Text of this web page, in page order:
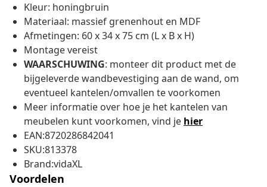
Kleur: honingbruin
Materiaal: massief grenenhout en MDF
Afmetingen: 60 x 34 x 75 cm (L x B x H)
Montage vereist
WAARSCHUWING: monteer dit product met de
bijgeleverde wandbevestiging aan de wand, om
eventueel kantelen/omvallen te voorkomen
Meer informatie over hoe je het kantelen van
meubelen kunt voorkomen, vind je hier
EAN:8720286842041
SKU:813378
Brand:vidaXL
Voordelen